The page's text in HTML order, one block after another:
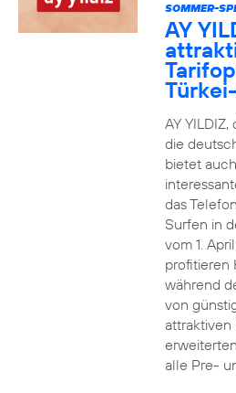
SOMMER-
AY
AY
die
bietet
das
Surfen in
vom 1.
profitieren
während
von
alle Pre-